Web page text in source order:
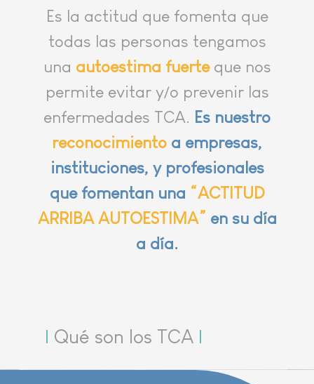
Es la actitud que fomenta que
todas las personas tengamos
una autoestima fuerteque nos
permite evitar y/o prevenir las
enfermedades TCA. Es nuestro
reconocimiento a empresas,
instituciones, y profesionales
que fomentan una “ACTITUD
ARRIBA AUTOESTIMA” en su día
a día.
| Qué son los TCA |